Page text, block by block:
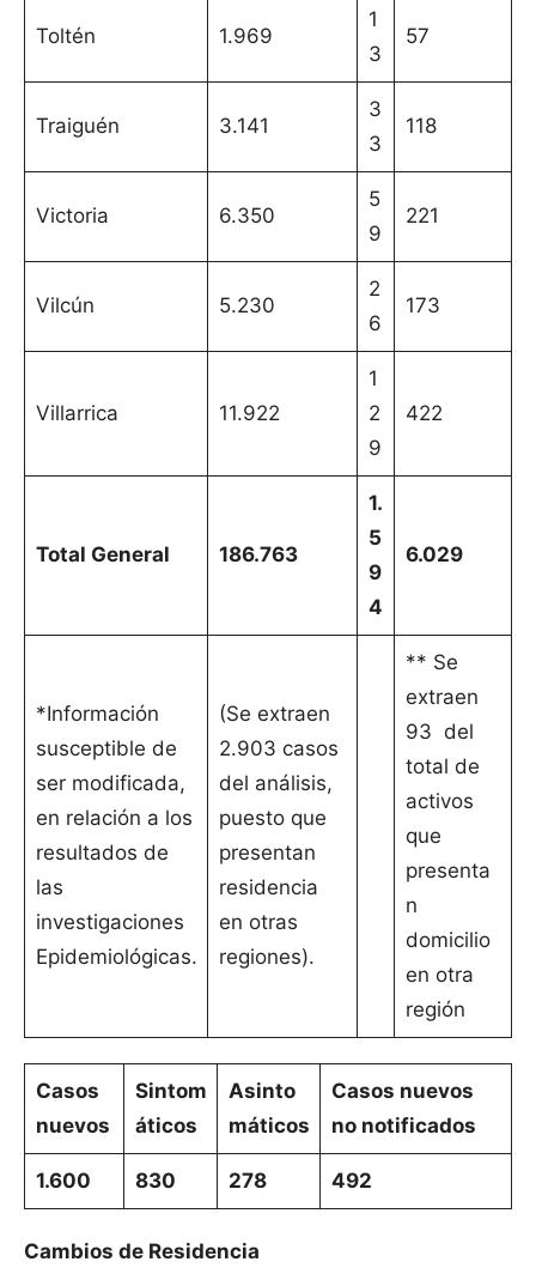
Toltén 1.969
1
3
57
Traiguén 3.141
3
3
118
Victoria 6.350
5
9
221
Vilcún 5.230
2
6
173
Villarrica 11.922
1
2
9
422
Total General 186.763
1.
5
9
4
6.029
*Información
susceptible de
ser modificada,
en relación a los
resultados de
las
investigaciones
Epidemiológicas.
(Se extraen
2.903 casos
del análisis,
puesto que
presentan
residencia
en otras
regiones).
** Se
extraen
93 del
total de
activos
que
presenta
n
domicilio
en otra
región
Casos
nuevos
Sintom
áticos
Asinto
máticos
Casos nuevos
no notificados
1.600 830 278 492
Cambios de Residencia